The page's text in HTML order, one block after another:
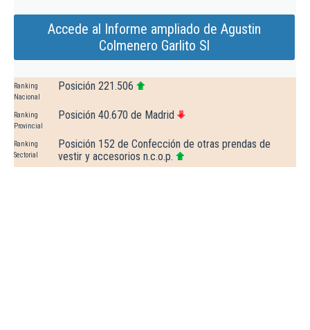
Accede al Informe ampliado de Agustin
Colmenero Garlito Sl
Ranking
Nacional
Posición 221.506
Ranking
Provincial
Posición 40.670 de Madrid
Ranking
Sectorial
Posición 152 de Confección de otras prendas de
vestir y accesorios n.c.o.p.